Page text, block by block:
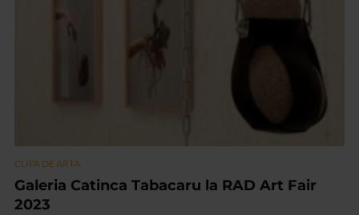
CLIPA DE ARTA
Galeria Catinca Tabacaru la RAD Art Fair
2023